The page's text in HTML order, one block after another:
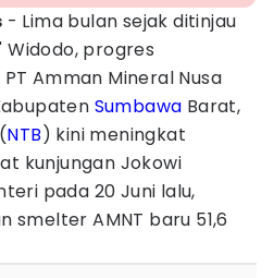
- Lima bulan sejak ditinjau
Widodo, progres
PT Amman Mineral Nusa
Sumbawa Barat,
NTB) kini meningkat
kunjungan Jokowi
pada 20 Juni lalu,
smelter AMNT baru 51,6